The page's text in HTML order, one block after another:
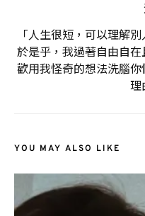
「人生很短，可以理解
於是乎，我過著自由自
歡用我怪奇的想法洗腦
理
YOU MAY ALSO LIKE